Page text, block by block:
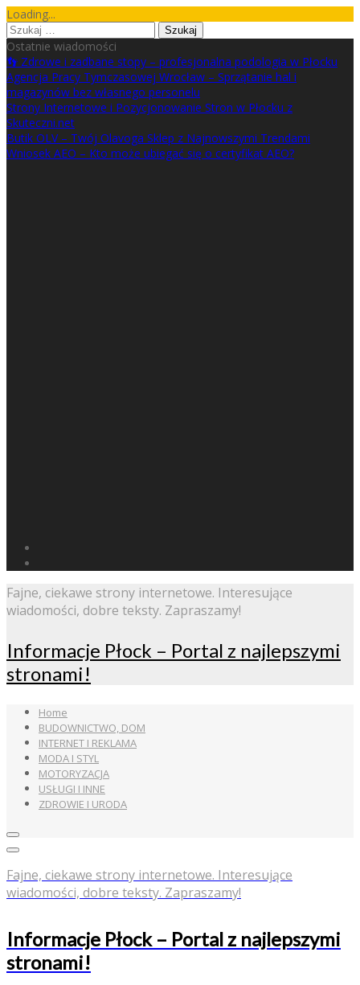
Skip
to
content
Loading...
Szukaj:
Ostatnie wiadomości
👣 Zdrowe i zadbane stopy – profesjonalna podologia w Płocku
Agencja Pracy Tymczasowej Wrocław – Sprzątanie hal i
magazynów bez własnego personelu
Strony Internetowe i Pozycjonowanie Stron w Płocku z
Skuteczni.net
Butik OLV – Twój Olavoga Sklep z Najnowszymi Trendami
Wniosek AEO – Kto może ubiegać się o certyfikat AEO?
Fajne, ciekawe strony internetowe. Interesujące
wiadomości, dobre teksty. Zapraszamy!
Informacje Płock – Portal z najlepszymi
stronami!
Home
BUDOWNICTWO, DOM
INTERNET I REKLAMA
MODA I STYL
MOTORYZACJA
USŁUGI I INNE
ZDROWIE I URODA
Fajne, ciekawe strony internetowe. Interesujące
wiadomości, dobre teksty. Zapraszamy!
Informacje Płock – Portal z najlepszymi
stronami!